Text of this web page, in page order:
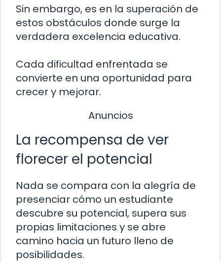
Sin embargo, es en la superación de
estos obstáculos donde surge la
verdadera excelencia educativa.
Cada dificultad enfrentada se
convierte en una oportunidad para
crecer y mejorar.
Anuncios
La recompensa de ver
florecer el potencial
Nada se compara con la alegría de
presenciar cómo un estudiante
descubre su potencial, supera sus
propias limitaciones y se abre
camino hacia un futuro lleno de
posibilidades.